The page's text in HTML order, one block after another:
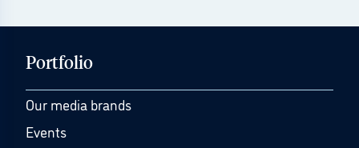
Portfolio
Our media brands
Events